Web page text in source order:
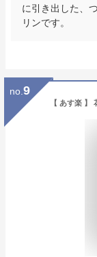
に引き出した、
リンです。
no. 9